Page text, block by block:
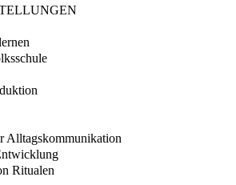
Alltagskommunikation
Ritualen